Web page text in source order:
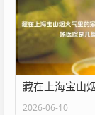
2026-06-10